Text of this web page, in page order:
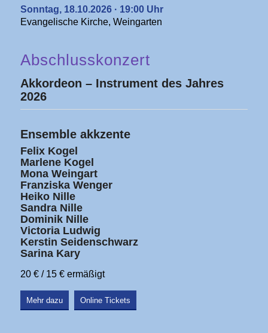
Sonntag, 18.10.2026 · 19:00 Uhr
Evangelische Kirche, Weingarten
Abschlusskonzert
Akkordeon – Instrument des Jahres
2026
Ensemble akkzente
Felix Kogel
Marlene Kogel
Mona Weingart
Franziska Wenger
Heiko Nille
Sandra Nille
Dominik Nille
Victoria Ludwig
Kerstin Seidenschwarz
Sarina Kary
20 € / 15 € ermäßigt
Mehr dazu Online Tickets